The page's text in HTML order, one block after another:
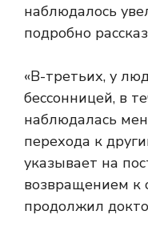
наблюдалось
подробно
«В-третьих, у
бессонницей, в
наблюдалась
перехода к
указывает на
возвращением к
продолжил